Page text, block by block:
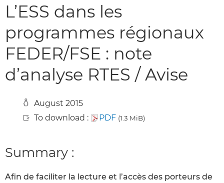
L’ESS dans les
programmes régionaux
FEDER/FSE : note
d’analyse RTES / Avise
August 2015
To download :
PDF (1.3 MiB)
Summary :
Afin de faciliter la lecture et l’accès des porteurs de